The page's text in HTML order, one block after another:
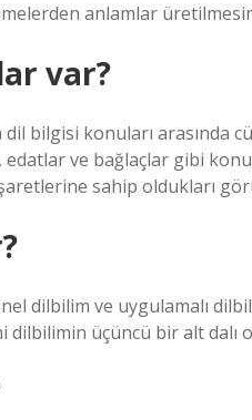
anlamlar
var?
dil bilgisi konuları arasında
ve bağlaçlar gibi
sahip oldukları
dilbilim ve uygulamalı
üçüncü bir alt dalı